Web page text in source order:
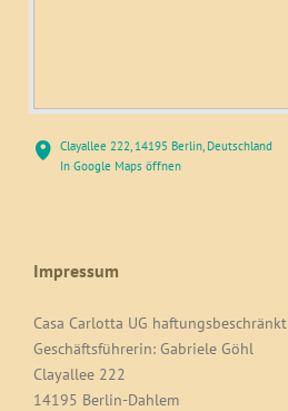
Clayallee 222, 14195 Berlin, Deutschland
In Google Maps öffnen
Impressum
Casa Carlotta UG haftungsbeschränkt
Geschäftsführerin: Gabriele Göhl
Clayallee 222
14195 Berlin-Dahlem